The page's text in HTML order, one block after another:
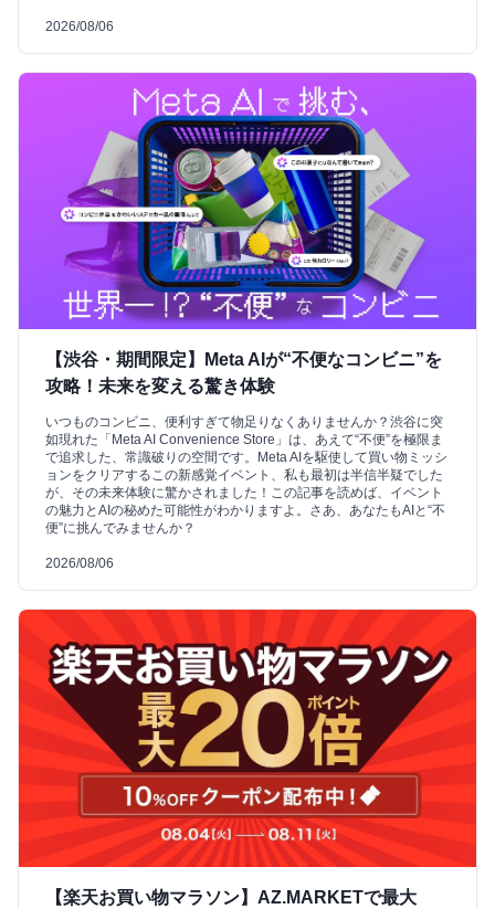
2026/08/06
【渋谷・期間限定】Meta AIが“不便なコンビニ”を
攻略！未来を変える驚き体験
いつものコンビニ、便利すぎて物足りなくありませんか？渋谷に突
如現れた「Meta AI Convenience Store」は、あえて“不便”を極限ま
で追求した、常識破りの空間です。Meta AIを駆使して買い物ミッシ
ョンをクリアするこの新感覚イベント、私も最初は半信半疑でした
が、その未来体験に驚かされました！この記事を読めば、イベント
の魅力とAIの秘めた可能性がわかりますよ。さあ、あなたもAIと“不
便”に挑んでみませんか？
2026/08/06
【楽天お買い物マラソン】AZ.MARKETで最大